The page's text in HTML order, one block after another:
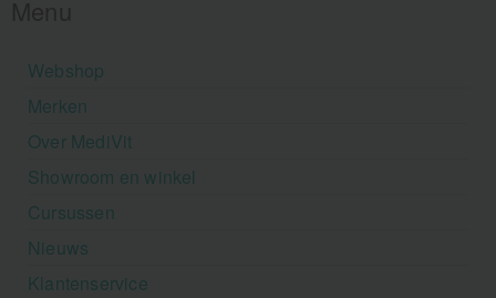
Webshop
Merken
Over MediVit
Showroom en winkel
Cursussen
Nieuws
Klantenservice